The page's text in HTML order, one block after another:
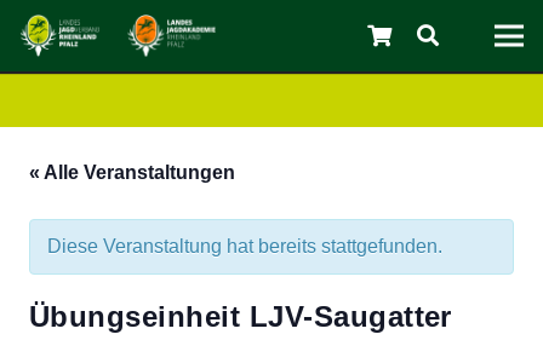
« Alle Veranstaltungen
Diese Veranstaltung hat bereits stattgefunden.
Übungseinheit LJV-Saugatter